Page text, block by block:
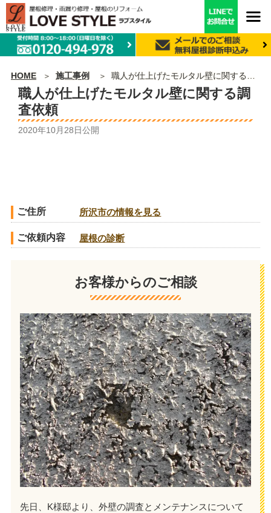
HOME 施工事例 職人が仕上げたモルタル壁に関する調査依頼
職人が仕上げたモルタル壁に関する調
査依頼
2020年10月28日公開
ご住所 所沢市の情報を見る
ご依頼内容 屋根の診断
お客様からのご相談
先日、K様邸より、外壁の調査とメンテナンスについて